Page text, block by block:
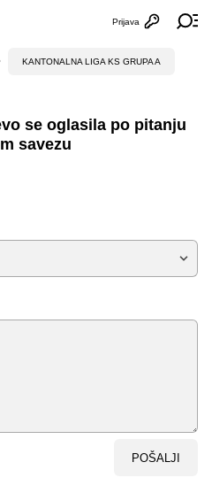
Otvori
Prijava
KANTONALNA LIGA KS GRUPA A
se oglasila po pitanju
savezu
POŠALJI